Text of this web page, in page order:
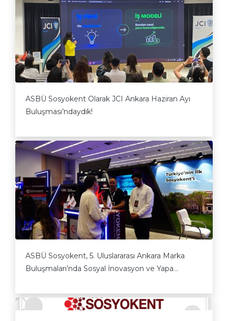
ASBÜ Sosyokent Olarak JCI Ankara Haziran Ayı
Buluşması’ndaydık!
ASBÜ Sosyokent, 5. Uluslararası Ankara Marka
Buluşmaları’nda Sosyal İnovasyon ve Yapa...